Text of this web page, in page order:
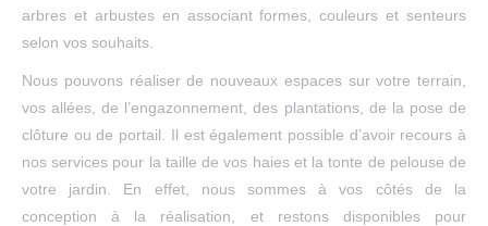
arbres et arbustes en associant formes, couleurs et senteurs
selon vos souhaits.
Nous pouvons réaliser de nouveaux espaces sur votre terrain,
vos allées, de l’engazonnement, des plantations, de la pose de
clôture ou de portail. Il est également possible d’avoir recours à
nos services pour la taille de vos haies et la tonte de pelouse de
votre jardin. En effet, nous sommes à vos côtés de la
conception à la réalisation, et restons disponibles pour